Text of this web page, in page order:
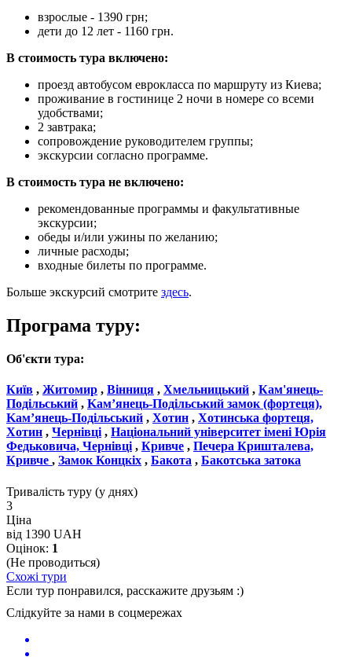
взрослые - 1390 грн;
дети до 12 лет - 1160 грн.
В стоимость тура включено:
проезд автобусом еврокласса по маршруту из Киева;
проживание в гостинице 2 ночи в номере со всеми
удобствами;
2 завтрака;
сопровождение руководителем группы;
экскурсии согласно программе.
В стоимость тура не включено:
рекомендованные программы и факультативные
экскурсии;
обеды и/или ужины по желанию;
личные расходы;
входные билеты по программе.
Больше экскурсий смотрите здесь.
Програма туру:
Об'єкти тура:
Київ , Житомир , Вінниця , Хмельницький , Кам'янець-
Подільський , Kам’янець-Подільський замок (фортеця),
Kам’янець-Подільський , Хотин , Хотинська фортеця,
Хотин , Чернівці , Національний університет імені Юрія
Федьковича, Чернівці , Кривче , Печера Кришталева,
Кривче , Замок Концкіх , Бакота , Бакотська затока
Тривалість туру (у днях)
3
Ціна
від 1390 UAH
Оцінок: 1
(Не проводиться)
Схожі тури
Если тур понравился, расскажите друзьям :)
Слідкуйте за нами в соцмережах